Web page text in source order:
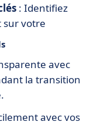
: Identifiez
sur votre
avec
la transition
avec vos